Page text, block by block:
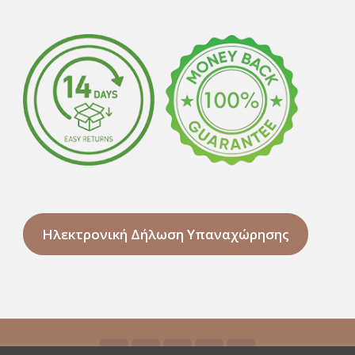
Ηλεκτρονική Δήλωση Υπαναχώρησης